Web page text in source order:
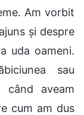
Am vorbit
și despre
uda oameni.
sau
când aveam
cum am dus